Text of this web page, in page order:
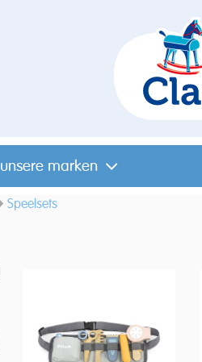
unsere marken
Speelsets